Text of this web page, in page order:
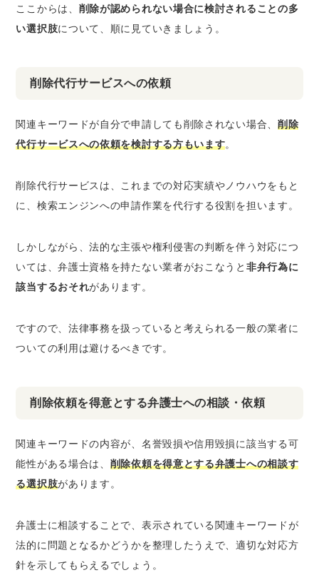
ここからは、 削除が認められない場合に検討されることの多
い選択肢について、順に見ていきましょう。
削除代行サービスへの依頼
関連キーワードが自分で申請しても削除されない場合、 削除
代行サービスへの依頼を検討する方もいます。
削除代行サービスは、これまでの対応実績やノウハウをもと
に、検索エンジンへの申請作業を代行する役割を担います。
しかしながら、法的な主張や権利侵害の判断を伴う対応につ
いては、弁護士資格を持たない業者がおこなうと 非弁行為に
該当するおそれがあります。
ですので、法律事務を扱っていると考えられる一般の業者に
ついての利用は避けるべきです。
削除依頼を得意とする弁護士への相談・依頼
関連キーワードの内容が、名誉毀損や信用毀損に該当する可
能性がある場合は、 削除依頼を得意とする弁護士への相談す
る選択肢があります。
弁護士に相談することで、表示されている関連キーワードが
法的に問題となるかどうかを整理したうえで、適切な対応方
針を示してもらえるでしょう。